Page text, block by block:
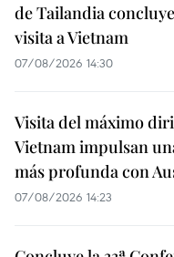
de Tailandia
visita a Vietnam
07/08/2026 14:30
Visita del máximo
Vietnam impulsan
más profunda con
07/08/2026 14:23